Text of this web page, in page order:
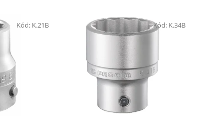
Kód: K.21B Kód: K.34B